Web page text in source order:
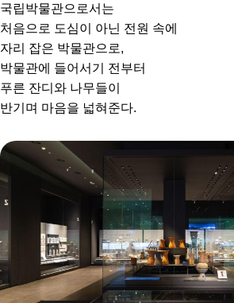
국립박물관으로서는
처음으로 도심이 아닌 전원 속에
자리 잡은 박물관으로,
박물관에 들어서기 전부터
푸른 잔디와 나무들이
반기며 마음을 넓혀준다.